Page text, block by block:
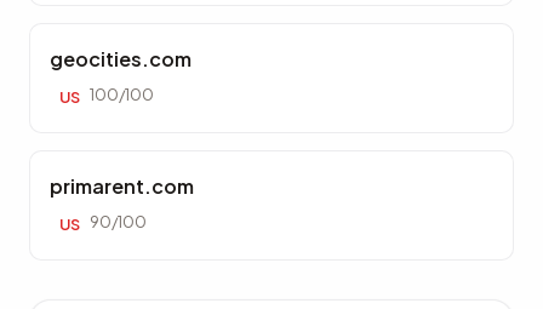
geocities.com
US 100/100
primarent.com
US 90/100